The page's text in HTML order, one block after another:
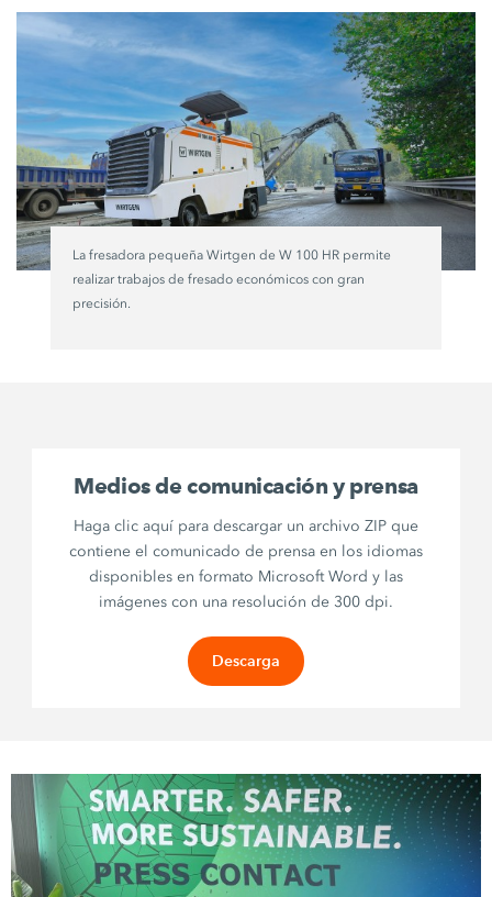
La fresadora pequeña Wirtgen de W 100 HR permite
realizar trabajos de fresado económicos con gran
precisión.
Medios de comunicación y prensa
Haga clic aquí para descargar un archivo ZIP que
contiene el comunicado de prensa en los idiomas
disponibles en formato Microsoft Word y las
imágenes con una resolución de 300 dpi.
Descarga